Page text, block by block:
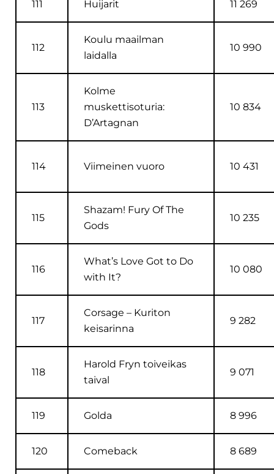
111 Huijarit 11 269
112
Koulu maailman
laidalla
10 990
113
Kolme
muskettisoturia:
D’Artagnan
10 834
114 Viimeinen vuoro 10 431
115
Shazam! Fury Of The
Gods
10 235
116
What’s Love Got to Do
with It?
10 080
117
Corsage – Kuriton
keisarinna
9 282
118
Harold Fryn toiveikas
taival
9 071
119 Golda 8 996
120 Comeback 8 689